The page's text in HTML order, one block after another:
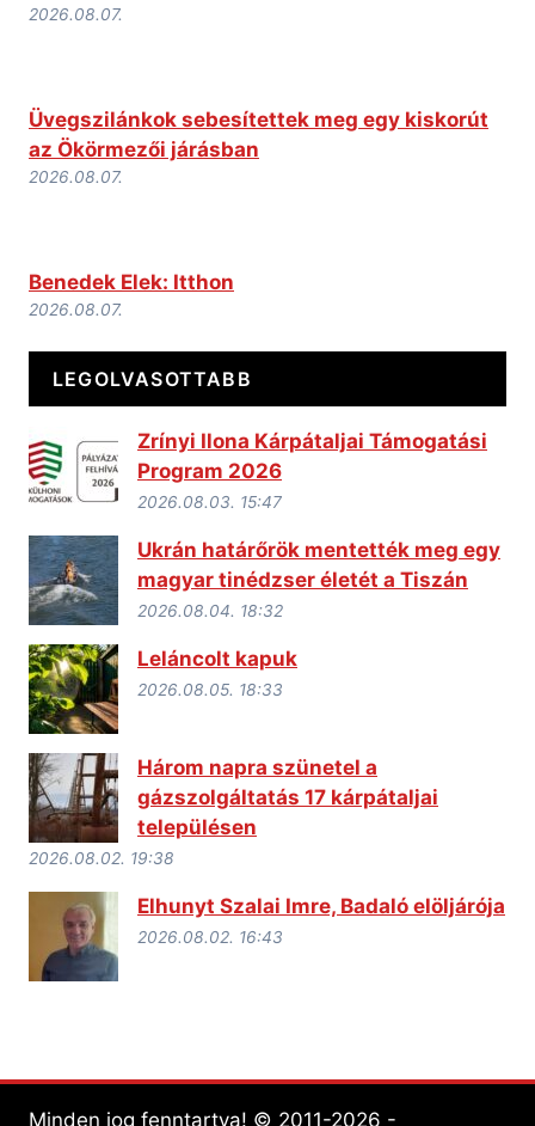
2026.08.07.
Üvegszilánkok sebesítettek meg egy kiskorút
az Ökörmezői járásban
2026.08.07.
Benedek Elek: Itthon
2026.08.07.
LEGOLVASOTTABB
Zrínyi Ilona Kárpátaljai Támogatási
Program 2026
2026.08.03. 15:47
Ukrán határőrök mentették meg egy
magyar tinédzser életét a Tiszán
2026.08.04. 18:32
Leláncolt kapuk
2026.08.05. 18:33
Három napra szünetel a
gázszolgáltatás 17 kárpátaljai
településen
2026.08.02. 19:38
Elhunyt Szalai Imre, Badaló elöljárója
2026.08.02. 16:43
Minden jog fenntartva! © 2011-2026 -